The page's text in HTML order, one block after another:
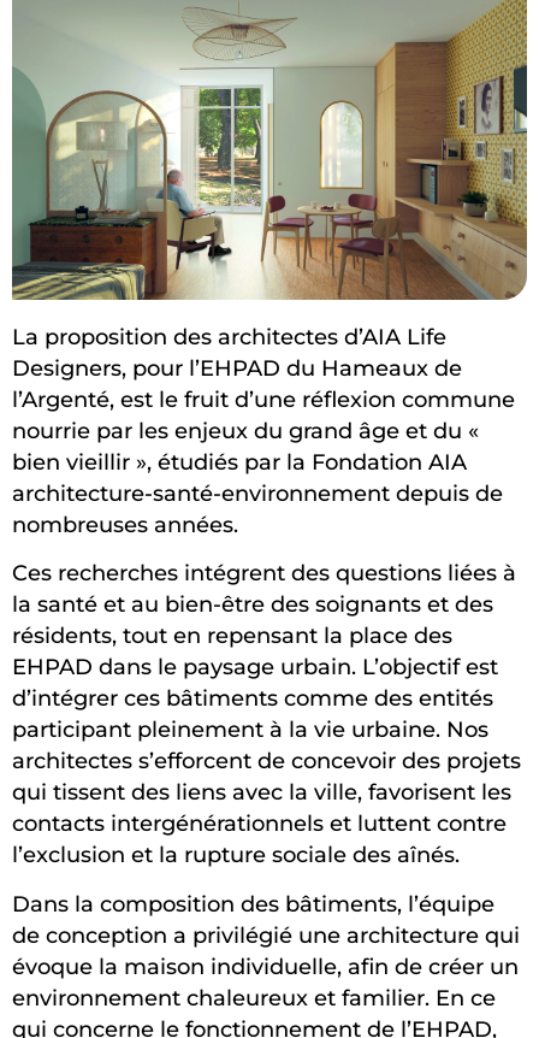
La proposition des architectes d’AIA Life
Designers, pour l’EHPAD du Hameaux de
l’Argenté, est le fruit d’une réflexion commune
nourrie par les enjeux du grand âge et du «
bien vieillir », étudiés par la Fondation AIA
architecture-santé-environnement depuis de
nombreuses années.
Ces recherches intégrent des questions liées à
la santé et au bien-être des soignants et des
résidents, tout en repensant la place des
EHPAD dans le paysage urbain. L’objectif est
d’intégrer ces bâtiments comme des entités
participant pleinement à la vie urbaine. Nos
architectes s’efforcent de concevoir des projets
qui tissent des liens avec la ville, favorisent les
contacts intergénérationnels et luttent contre
l’exclusion et la rupture sociale des aînés.
Dans la composition des bâtiments, l’équipe
de conception a privilégié une architecture qui
évoque la maison individuelle, afin de créer un
environnement chaleureux et familier. En ce
qui concerne le fonctionnement de l’EHPAD,